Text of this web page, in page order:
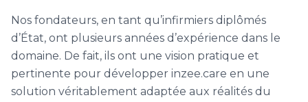
Nos fondateurs, en tant qu’infirmiers diplômés
d’État, ont plusieurs années d’expérience dans le
domaine. De fait, ils ont une vision pratique et
pertinente pour développer inzee.care en une
solution véritablement adaptée aux réalités du